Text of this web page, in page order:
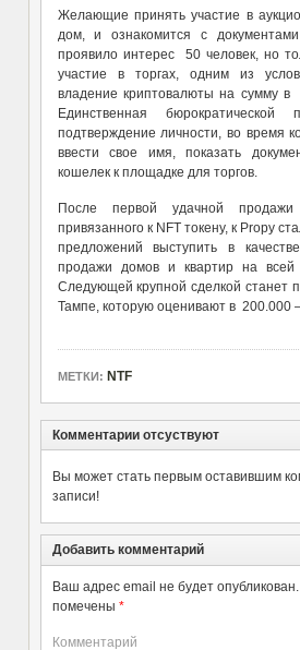
Желающие принять участие в
дом, и ознакомится с
проявило интерес 50 человек, но
участие в торгах, одним из
владение криптовалюты на сумму в
Единственная бюрократической
подтверждение личности, во время
ввести свое имя, показать
кошелек к площадке для торгов.
После первой удачной
привязанного к NFT токену, к Propy
предложений выступить в
продажи домов и квартир на
Следующей крупной сделкой станет
Тампе, которую оценивают в 200.000
МЕТКИ: NTF
Комментарии отсуствуют
Вы может стать первым оставившим
записи!
Добавить комментарий
Ваш адрес email не будет опубликован.
помечены *
Комментарий